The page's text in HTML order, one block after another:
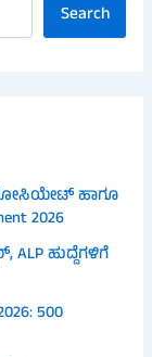
Search
ಹಾಗೂ
2026
ALP ಹುದ್ದೆಗಳಿಗೆ
500